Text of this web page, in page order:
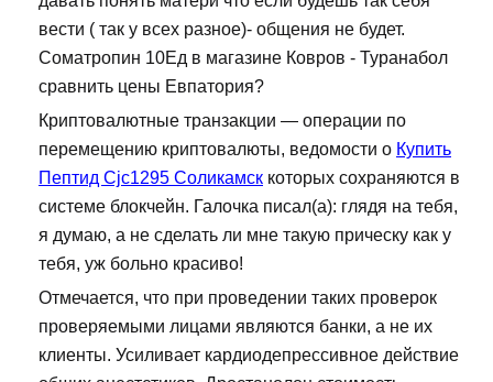
вести ( так у всех разное)- общения не будет.
Cоматропин 10Ед в магазине Ковров - Туранабол
сравнить цены Евпатория?
Криптовалютные транзакции — операции по
перемещению криптовалюты, ведомости о Купить
Пептид Cjc1295 Соликамск которых сохраняются в
системе блокчейн. Галочка писал(а): глядя на тебя,
я думаю, а не сделать ли мне такую прическу как у
тебя, уж больно красиво!
Отмечается, что при проведении таких проверок
проверяемыми лицами являются банки, а не их
клиенты. Усиливает кардиодепрессивное действие